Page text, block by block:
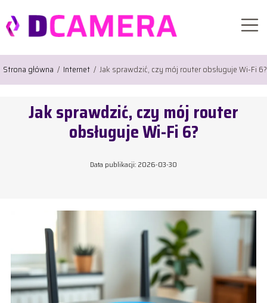
Strona główna / Internet / Jak sprawdzić, czy mój router obsługuje Wi-Fi 6?
Jak sprawdzić, czy mój router
obsługuje Wi-Fi 6?
Data publikacji: 2026-03-30